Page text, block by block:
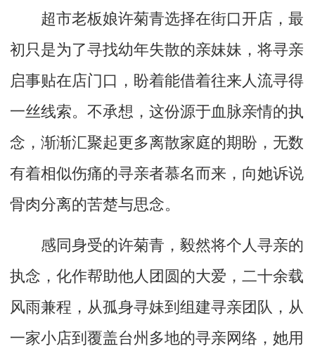
超市老板娘许菊青选择在街口开店，最
初只是为了寻找幼年失散的亲妹妹，将寻亲
启事贴在店门口，盼着能借着往来人流寻得
一丝线索。不承想，这份源于血脉亲情的执
念，渐渐汇聚起更多离散家庭的期盼，无数
有着相似伤痛的寻亲者慕名而来，向她诉说
骨肉分离的苦楚与思念。
感同身受的许菊青，毅然将个人寻亲的
执念，化作帮助他人团圆的大爱，二十余载
风雨兼程，从孤身寻妹到组建寻亲团队，从
一家小店到覆盖台州多地的寻亲网络，她用